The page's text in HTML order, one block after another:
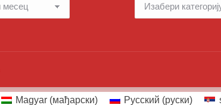
Magyar (мађарски) Русский (руски)